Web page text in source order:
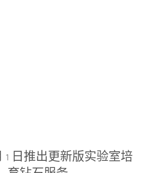
1 日推出更新版实验室培